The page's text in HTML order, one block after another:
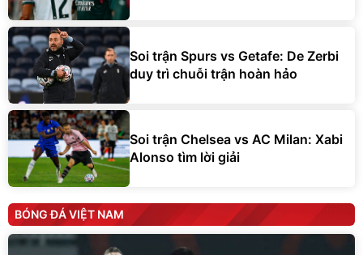
Soi trận Spurs vs Getafe: De Zerbi
duy trì chuỗi trận hoàn hảo
Soi trận Chelsea vs AC Milan: Xabi
Alonso tìm lời giải
BÓNG ĐÁ VIỆT NAM